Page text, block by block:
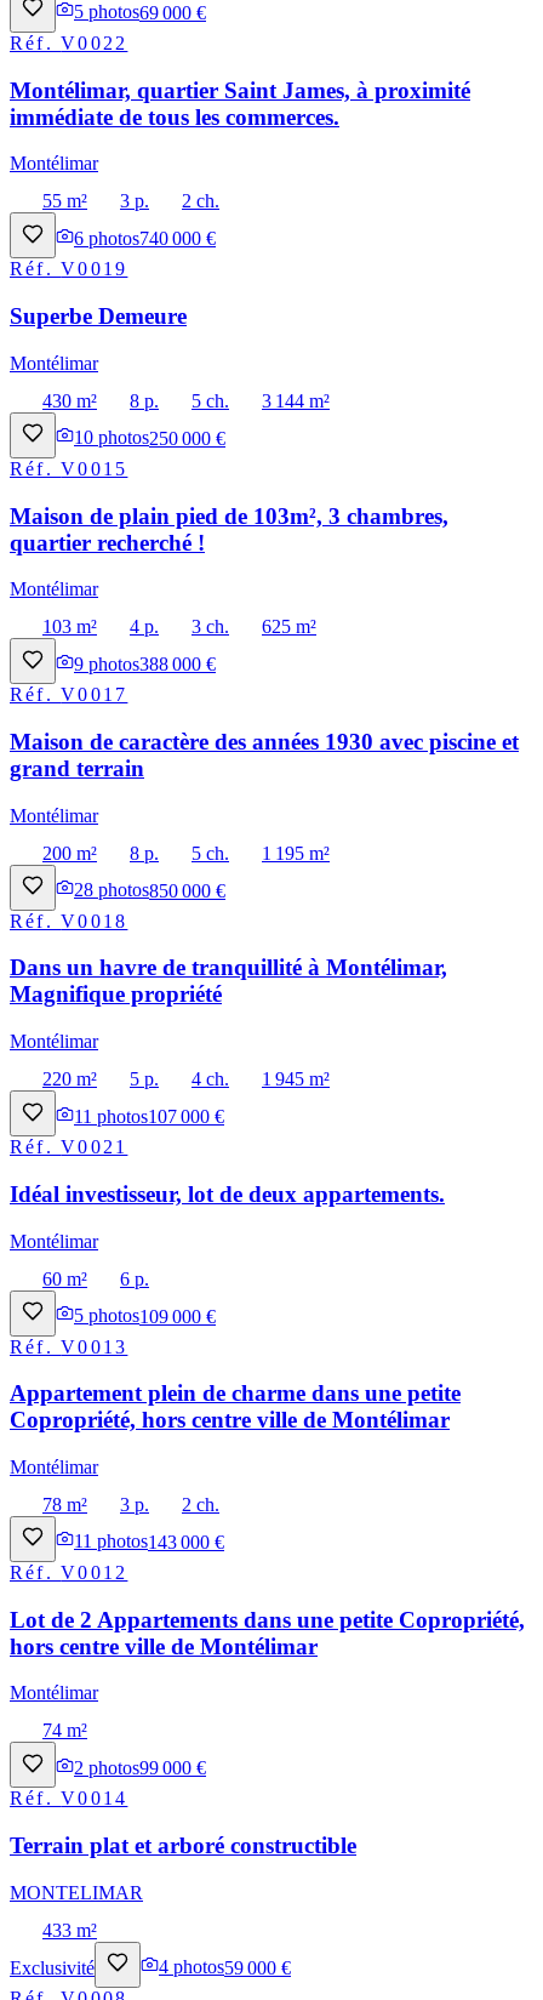
5 photos69 000 €
Réf.V0022
Montélimar, quartier Saint James, à proximité
immédiate de tous les commerces.
Montélimar
55 m²
3 p.
2 ch.
6 photos740 000 €
Réf.V0019
Superbe Demeure
Montélimar
430 m²
8 p. 5 ch.
3 144 m²
10 photos250 000 €
Réf.V0015
Maison de plain pied de 103m², 3 chambres,
quartier recherché !
Montélimar
103 m²
4 p. 3 ch.
625 m²
9 photos388 000 €
Réf.V0017
Maison de caractère des années 1930 avec piscine et
grand terrain
Montélimar
200 m²
8 p. 5 ch.
1 195 m²
28 photos850 000 €
Réf.V0018
Dans un havre de tranquillité à Montélimar,
Magnifique propriété
Montélimar
220 m²
5 p. 4 ch.
1 945 m²
11 photos107 000 €
Réf.V0021
Idéal investisseur, lot de deux appartements.
Montélimar
60 m²
6 p.
5 photos109 000 €
Réf.V0013
Appartement plein de charme dans une petite
Copropriété, hors centre ville de Montélimar
Montélimar
78 m²
3 p.
2 ch.
11 photos143 000 €
Réf.V0012
Lot de 2 Appartements dans une petite Copropriété,
hors centre ville de Montélimar
Montélimar
74 m²
2 photos99 000 €
Réf.V0014
Terrain plat et arboré constructible
MONTELIMAR
433 m²
Exclusivité
4 photos59 000 €